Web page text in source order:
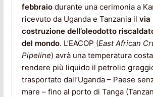
febbraiodurante una cerimonia a
ricevuto da Uganda e Tanzania il via
costruzione dell’oleodotto
del mondo. L’EACOP (East African
Pipeline) avrà una temperatura
rendere più liquido il petrolio
trasportato dall’Uganda – Paese
mare – fino al porto di Tanga